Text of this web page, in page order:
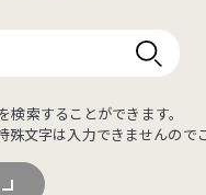
索することができます。
文字は入力できませんので